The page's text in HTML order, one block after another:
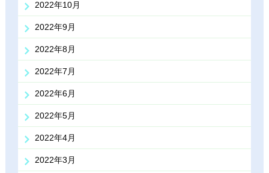
2022年10月
2022年9月
2022年8月
2022年7月
2022年6月
2022年5月
2022年4月
2022年3月